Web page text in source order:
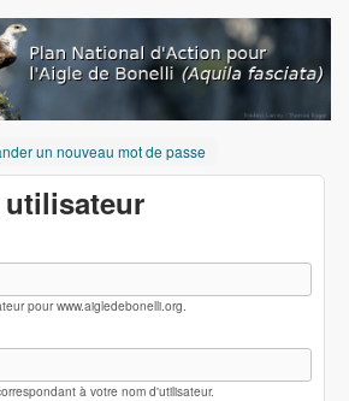
au contenu principal
un nouveau mot de passe
pour www.aigledebonelli.org.
à votre nom d'utilisateur.